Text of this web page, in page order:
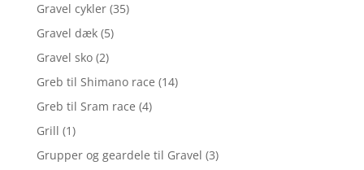
Gravel cykler (35)
Gravel dæk (5)
Gravel sko (2)
Greb til Shimano race (14)
Greb til Sram race (4)
Grill (1)
Grupper og geardele til Gravel (3)